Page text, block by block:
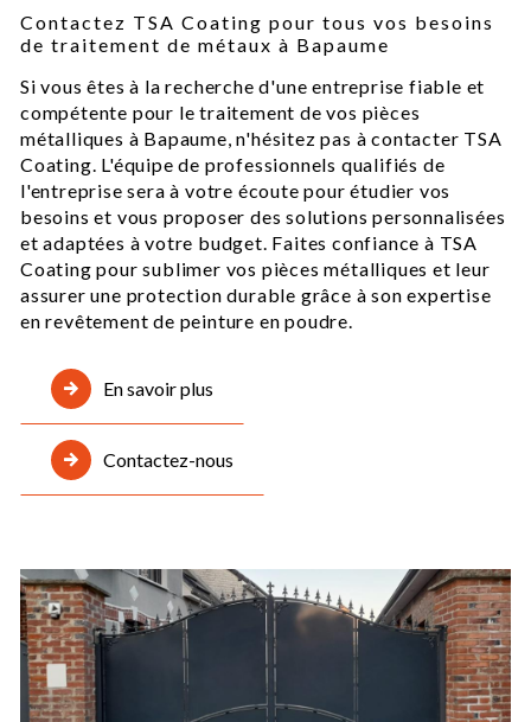
Contactez TSA Coating pour tous vos besoins
de traitement de métaux à Bapaume
Si vous êtes à la recherche d'une entreprise fiable et
compétente pour le traitement de vos pièces
métalliques à Bapaume, n'hésitez pas à contacter TSA
Coating. L'équipe de professionnels qualifiés de
l'entreprise sera à votre écoute pour étudier vos
besoins et vous proposer des solutions personnalisées
et adaptées à votre budget. Faites confiance à TSA
Coating pour sublimer vos pièces métalliques et leur
assurer une protection durable grâce à son expertise
en revêtement de peinture en poudre.
En savoir plus
Contactez-nous